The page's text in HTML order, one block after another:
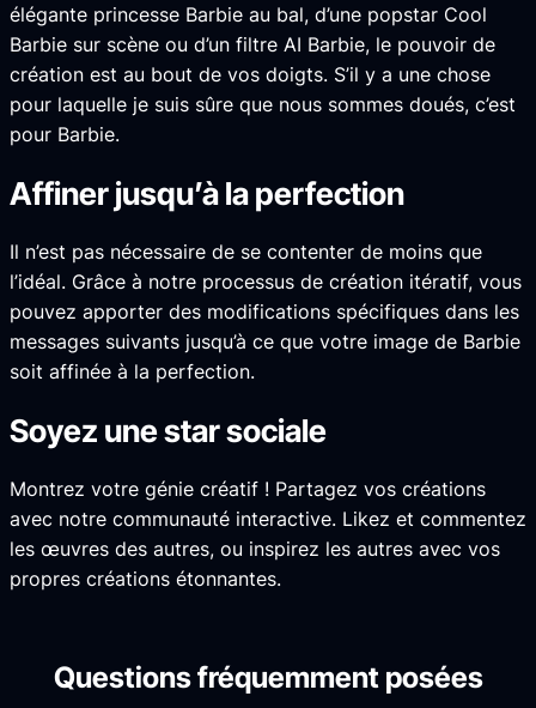
élégante princesse Barbie au bal, d’une popstar Cool
Barbie sur scène ou d’un filtre AI Barbie, le pouvoir de
création est au bout de vos doigts. S’il y a une chose
pour laquelle je suis sûre que nous sommes doués, c’est
pour Barbie.
Affiner jusqu’à la perfection
Il n’est pas nécessaire de se contenter de moins que
l’idéal. Grâce à notre processus de création itératif, vous
pouvez apporter des modifications spécifiques dans les
messages suivants jusqu’à ce que votre image de Barbie
soit affinée à la perfection.
Soyez une star sociale
Montrez votre génie créatif ! Partagez vos créations
avec notre communauté interactive. Likez et commentez
les œuvres des autres, ou inspirez les autres avec vos
propres créations étonnantes.
Questions fréquemment posées